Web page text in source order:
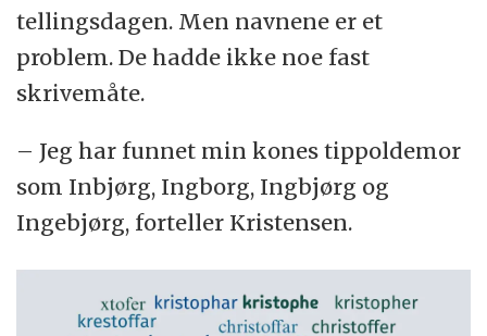
tellingsdagen. Men navnene er et
problem. De hadde ikke noe fast
skrivemåte.
– Jeg har funnet min kones tippoldemor
som Inbjørg, Ingborg, Ingbjørg og
Ingebjørg, forteller Kristensen.